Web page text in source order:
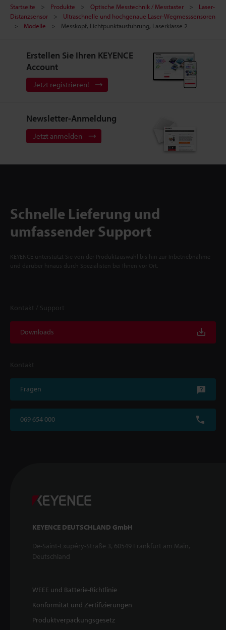
Startseite Produkte Optische Messtechnik / Messtaster
Laser-
Distanzsensor
Ultraschnelle und hochgenaue Laser-Wegmesssensoren
Modelle
Messkopf, Lichtpunktausführung, Laserklasse 2
Erstellen Sie Ihren KEYENCE
Account
Jetzt registrieren!
Newsletter-Anmeldung
Jetzt anmelden
Schnelle Lieferung und
umfassender Support
KEYENCE unterstützt Sie von der Produktauswahl bis hin zur Inbetriebnahme
und darüber hinaus durch Spezialisten bei Ihnen vor Ort.
Kontakt / Support
Downloads
Kontakt
Fragen
069 654 000
KEYENCE DEUTSCHLAND GmbH
De-Saint-Exupéry-Straße 3, 60549 Frankfurt am Main,
Deutschland
WEEE und Batterie-Richtlinie
Konformität und Zertifizierungen
Produktverpackungsgesetz